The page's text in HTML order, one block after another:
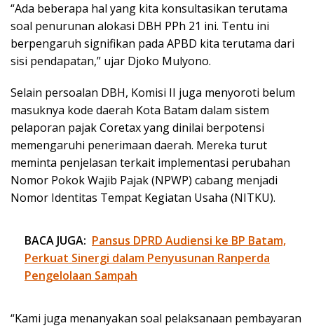
“Ada beberapa hal yang kita konsultasikan terutama
soal penurunan alokasi DBH PPh 21 ini. Tentu ini
berpengaruh signifikan pada APBD kita terutama dari
sisi pendapatan,” ujar Djoko Mulyono.
Selain persoalan DBH, Komisi II juga menyoroti belum
masuknya kode daerah Kota Batam dalam sistem
pelaporan pajak Coretax yang dinilai berpotensi
memengaruhi penerimaan daerah. Mereka turut
meminta penjelasan terkait implementasi perubahan
Nomor Pokok Wajib Pajak (NPWP) cabang menjadi
Nomor Identitas Tempat Kegiatan Usaha (NITKU).
BACA JUGA: Pansus DPRD Audiensi ke BP Batam,
Perkuat Sinergi dalam Penyusunan Ranperda
Pengelolaan Sampah
“Kami juga menanyakan soal pelaksanaan pembayaran